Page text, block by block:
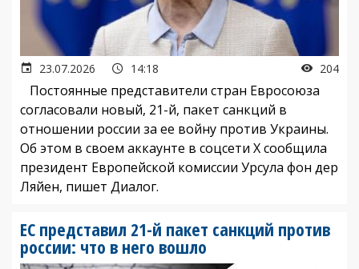
23.07.2026 14:18 204
Постоянные представители стран Евросоюза
согласовали новый, 21-й, пакет санкций в
отношении россии за ее войну против Украины.
Об этом в своем аккаунте в соцсети X сообщила
президент Европейской комиссии Урсула фон дер
Ляйен, пишет Диалог.
ЕС представил 21-й пакет санкций против
россии: что в него вошло